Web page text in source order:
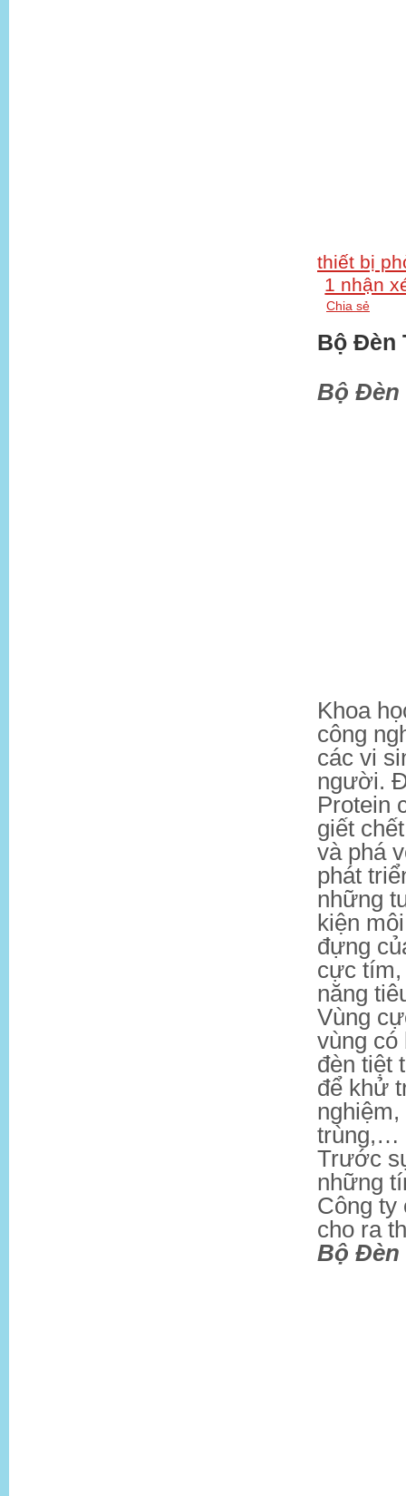
thiết bị
1 nhận
Chia sẻ
Bộ Đèn
Bộ Đèn
Khoa
công
các vi
người.
Protein
giết
và phá
phát
những
kiện
đựng
cực tím,
năng
Vùng
vùng có
đèn tiệt
để khử
trùng,…
Trước
những
Công ty
cho ra
Bộ Đèn